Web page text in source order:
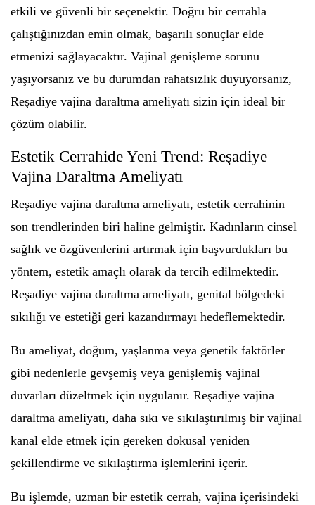
etkili ve güvenli bir seçenektir. Doğru bir cerrahla
çalıştığınızdan emin olmak, başarılı sonuçlar elde
etmenizi sağlayacaktır. Vajinal genişleme sorunu
yaşıyorsanız ve bu durumdan rahatsızlık duyuyorsanız,
Reşadiye vajina daraltma ameliyatı sizin için ideal bir
çözüm olabilir.
Estetik Cerrahide Yeni Trend: Reşadiye
Vajina Daraltma Ameliyatı
Reşadiye vajina daraltma ameliyatı, estetik cerrahinin
son trendlerinden biri haline gelmiştir. Kadınların cinsel
sağlık ve özgüvenlerini artırmak için başvurdukları bu
yöntem, estetik amaçlı olarak da tercih edilmektedir.
Reşadiye vajina daraltma ameliyatı, genital bölgedeki
sıkılığı ve estetiği geri kazandırmayı hedeflemektedir.
Bu ameliyat, doğum, yaşlanma veya genetik faktörler
gibi nedenlerle gevşemiş veya genişlemiş vajinal
duvarları düzeltmek için uygulanır. Reşadiye vajina
daraltma ameliyatı, daha sıkı ve sıkılaştırılmış bir vajinal
kanal elde etmek için gereken dokusal yeniden
şekillendirme ve sıkılaştırma işlemlerini içerir.
Bu işlemde, uzman bir estetik cerrah, vajina içerisindeki